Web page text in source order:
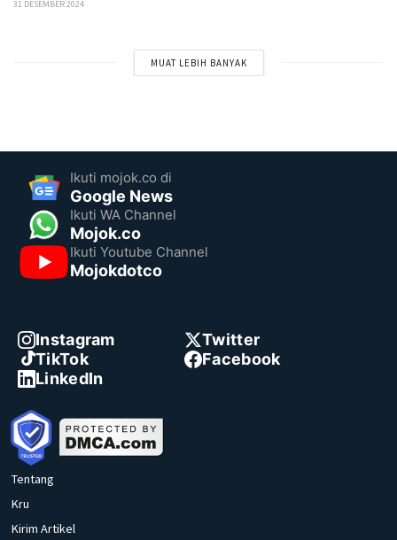
31 DESEMBER 2024
MUAT LEBIH BANYAK
Ikuti mojok.co di
Google News
Ikuti WA Channel
Mojok.co
Ikuti Youtube Channel
Mojokdotco
Instagram
Twitter
TikTok
Facebook
LinkedIn
Tentang
Kru
Kirim Artikel